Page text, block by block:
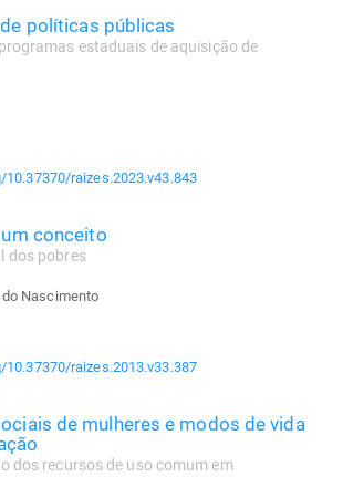
políticas públicas
estaduais de aquisição de
10.37370/raizes.2023.v43.843
conceito
dos pobres
Nascimento
10.37370/raizes.2013.v33.387
de mulheres e modos de vida
dos recursos de uso comum em